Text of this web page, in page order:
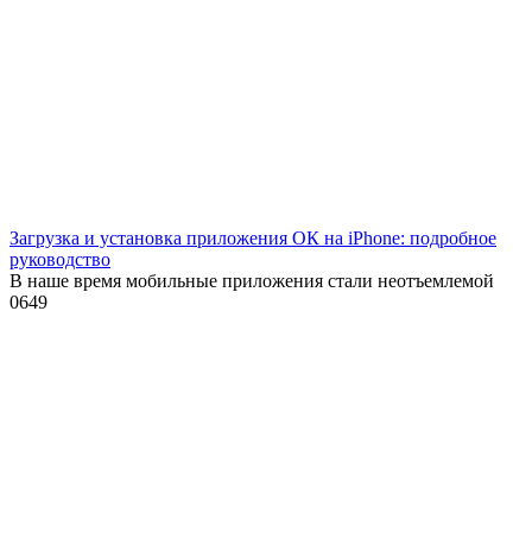
Загрузка и установка приложения ОК на iPhone: подробное
руководство
В наше время мобильные приложения стали неотъемлемой
0649